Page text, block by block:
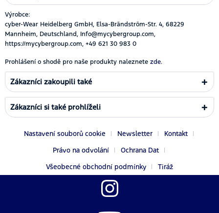
Výrobce:
cyber-Wear Heidelberg GmbH, Elsa-Brändström-Str. 4, 68229
Mannheim, Deutschland, Info@mycybergroup.com,
https://mycybergroup.com, +49 621 30 983 0
Prohlášení o shodě pro naše produkty naleznete zde.
Zákazníci zakoupili také
Zákazníci si také prohlíželi
Nastavení souborů cookie Newsletter
Kontakt
Právo na odvolání
Ochrana Dat
Všeobecné obchodní podmínky
Tiráž